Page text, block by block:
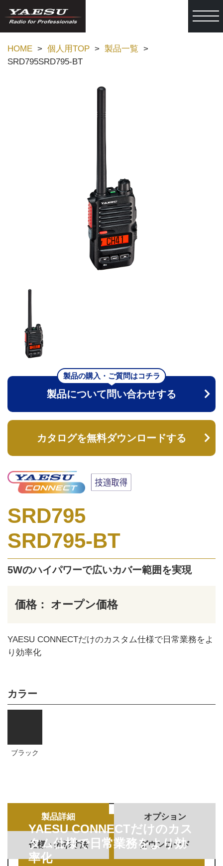
HOME 個人用TOP
製品一覧
SRD795SRD795-BT
製品の購入・ご質問はコチラ
製品について問い合わせする
カタログを無料ダウンロードする
SRD795
SRD795-BT
5Wのハイパワーで広いカバー範囲を実現
価格： オープン価格
YAESU CONNECTだけのカスタム仕様で日常業務をよ
り効率化
カラー
ブラック
製品詳細 オプション
仕様・外形寸法 ダウンロード
YAESU CONNECTだけのカス
タム仕様で日常業務をより効
率化